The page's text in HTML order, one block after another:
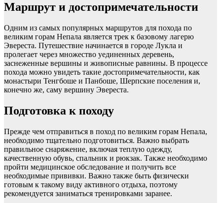
Маршрут и достопримечательности
Одним из самых популярных маршрутов для похода по
великим горам Непала является трек к базовому лагерю
Эвереста. Путешествие начинается в городе Лукла и
пролегает через множество уединенных деревень,
заснеженные вершины и живописные равнины. В процессе
похода можно увидеть такие достопримечательности, как
монастыри Тенгбоше и Панбоше, Шерпские поселения и,
конечно же, саму вершину Эвереста.
Подготовка к походу
Прежде чем отправиться в поход по великим горам Непала,
необходимо тщательно подготовиться. Важно выбрать
правильное снаряжение, включая теплую одежду,
качественную обувь, спальник и рюкзак. Также необходимо
пройти медицинское обследование и получить все
необходимые прививки. Важно также быть физически
готовым к такому виду активного отдыха, поэтому
рекомендуется заниматься тренировками заранее.